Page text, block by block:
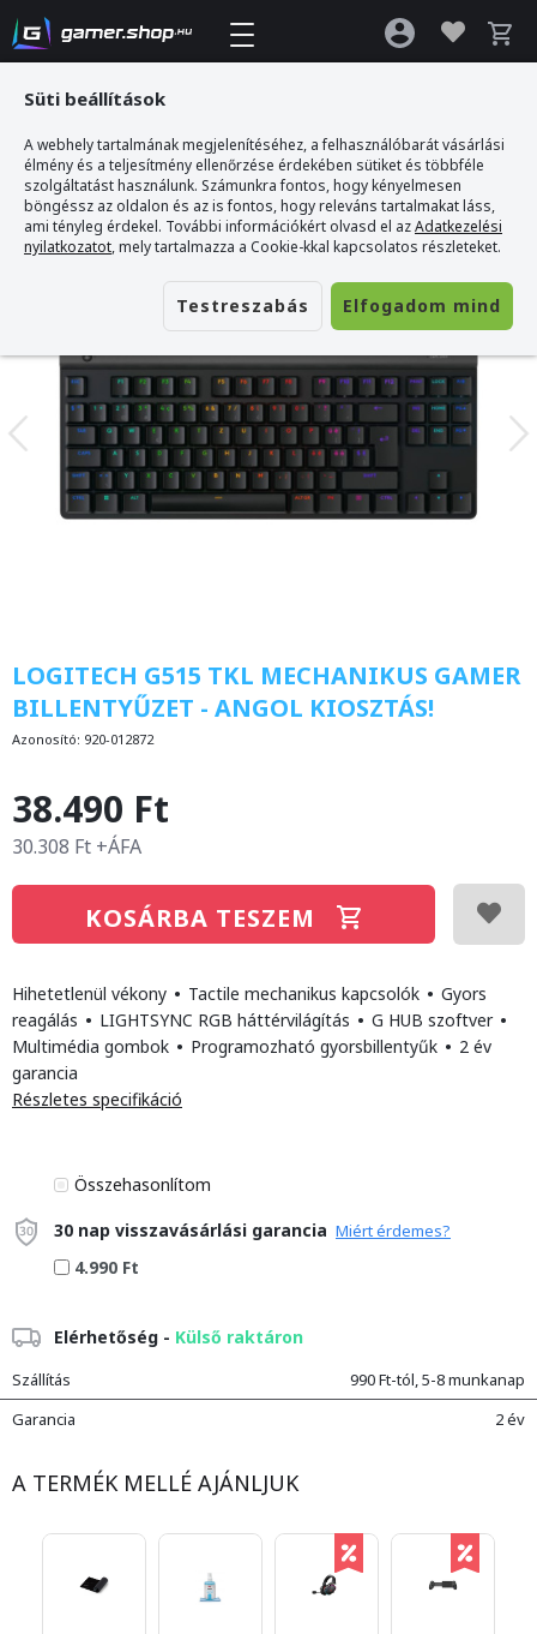
Gamer webshop >LOGITECH G515 TKL Mechanikus Gamer Billentyűzet - Angol
Kiosztás!
LOGITECH G515 TKL MECHANIKUS GAMER
BILLENTYŰZET - ANGOL KIOSZTÁS!
Azonosító: 920-012872
38.490 Ft
30.308 Ft +ÁFA
KOSÁRBA TESZEM
Hihetetlenül vékony • Tactile mechanikus kapcsolók • Gyors
reagálás • LIGHTSYNC RGB háttérvilágítás • G HUB szoftver •
Multimédia gombok • Programozható gyorsbillentyűk • 2 év
garancia
Részletes specifikáció
Összehasonlítom
30 nap visszavásárlási garancia Miért érdemes?
4.990 Ft
Elérhetőség - Külső raktáron
Szállítás
990 Ft-tól, 5-8 munkanap
Garancia
2 év
A TERMÉK MELLÉ AJÁNLJUK
Süti beállítások
A webhely tartalmának megjelenítéséhez, a felhasználóbarát vásárlási
élmény és a teljesítmény ellenőrzése érdekében sütiket és többféle
szolgáltatást használunk. Számunkra fontos, hogy kényelmesen
böngéssz az oldalon és az is fontos, hogy releváns tartalmakat láss,
ami tényleg érdekel. További információkért olvasd el azAdatkezelési
nyilatkozatot, mely tartalmazza a Cookie-kkal kapcsolatos részleteket.
Testreszabás Elfogadom mind